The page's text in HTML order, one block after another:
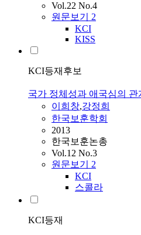
Vol.22 No.4
원문보기 2
KCI
KISS
KCI등재후보
국가 정체성과 애국심의
이희창,강정희
한국보훈학회
2013
한국보훈논총
Vol.12 No.3
원문보기 2
KCI
스콜라
KCI등재